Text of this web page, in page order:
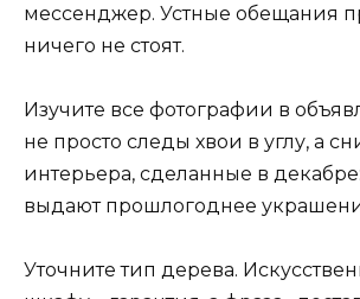
мессенджер. Устные обещания
ничего не стоят.
Изучите все фотографии в
не просто следы хвои в углу, а
интерьера, сделанные в
выдают прошлогоднее
Уточните тип дерева.